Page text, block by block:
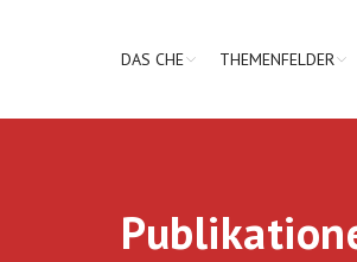
DAS CHE THEMENFELDER